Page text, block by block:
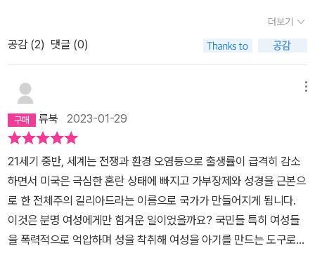
재하는 이성과 감성을 거세한 채 한낱 아이나 낳는 기계 따위로 취급
죽지 않으려면 체제에 순응해야만 한다. 사람답게 사는 것과 목숨을
으로 깊게 생각해 볼 수 있는 지점이다. 물론 그 이전에 이런 고민을
해야만 하는 체제를 만든 구조적인 악의 존재와 그 타개를 위해 더욱
치열하게 고민해야겠지만 말이다. 뿐만 아니다. 근본주의 기독교의
극을 실현한 국가답게 길리어드는 다른 종교는 물론 다른 교단이나
교파까지 모두 교화해야 할 대상이나 적으로 간주하고 관리한다. 폭
력과 압제로 기독교 정신을 지킨다니, 허구가 지나쳐도 너무 치나치
다는 생각이 들기도 하지만, 단순히 이런 생각을 내칠 수만도 없는 이
내뿐만아니라전세계적으로 해결했으면하고, 가족과 본인의존재를 한
순간에 잃어버리게되면 , 얼마나 비참하고 삶에대한 희망이없을까?
하는생각이들었고, 뭔가 하고싶은 말은 많은데,, 너무나길어것같아
이만 줄이는것이...... 끝으로 책을 좋아하는 독자들에게 이작품을 꼭
추천 하고싶은 작품인것같다.​
더보기
공감 (2) 댓글 (0)
류북 2023-01-29
21세기 중반, 세계는 전쟁과 환경 오염등으로 출생률이 급격히 감소
하면서 미국은 극심한 혼란 상태에 빠지고 가부장제와 성경을 근본으
로 한 전체주의 길리아드라는 이름으로 국가가 만들어지게 됩니다.
이것은 분명 여성에게만 힘겨운 일이었을까요? 국민들 특히 여성들
을 폭력적으로 억압하며 성을 착취해 여성을 아기를 만드는 도구로